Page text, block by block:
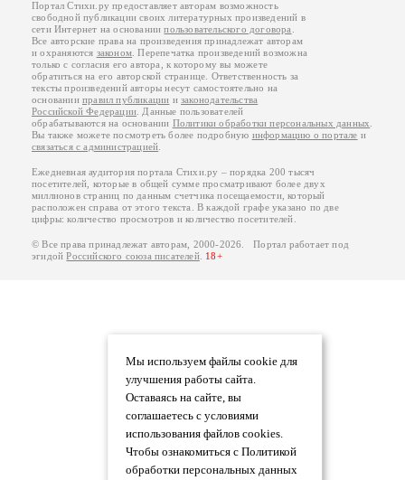
Мы используем файлы cookie для
улучшения работы сайта.
Оставаясь на сайте, вы
соглашаетесь с условиями
использования файлов cookies.
Чтобы ознакомиться с Политикой
обработки персональных данных
Портал Стихи.ру предоставляет авторам возможность
свободной публикации своих литературных произведений в
сети Интернет на основаниипользовательского договора
Все авторские права на произведения принадлежат авторам
и охраняются законом . Перепечатка произведений возможна
только с согласия его автора, к которому вы можете
обратиться на его авторской странице. Ответственность за
тексты произведений авторы несут самостоятельно на
основанииправил публикации изаконодательства
Российской Федерации . Данные пользователей
обрабатываются на основании Политики обработки персональных данных
Вы также можете посмотреть более подробную информацию о портале и
связаться с администрацией
Ежедневная аудитория портала Стихи.ру – порядка 200 тысяч
посетителей, которые в общей сумме просматривают более двух
миллионов страниц по данным счетчика посещаемости, который
расположен справа от этого текста. В каждой графе указано по две
цифры: количество просмотров и количество посетителей.
© Все права принадлежат авторам, 2000-2026. Портал работает под
эгидойРоссийского союза писателей. 18+